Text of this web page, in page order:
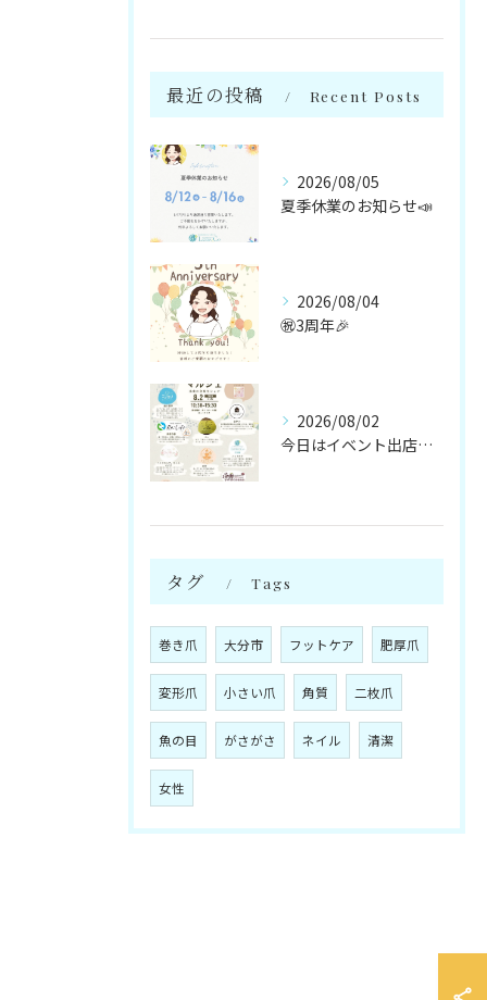
最近の投稿 Recent Posts
2026/08/05
夏季休業のお知らせ📣
2026/08/04
㊗️3周年🎉
2026/08/02
今日はイベント出店です🌻
タグ Tags
巻き爪 大分市 フットケア 肥厚爪
変形爪 小さい爪 角質 二枚爪
魚の目 がさがさ ネイル 清潔
女性